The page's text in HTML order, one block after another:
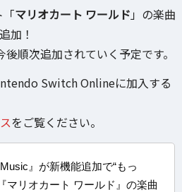
マリオカート ワールド 」の楽曲
加！
後順次追加されていく予定です。
Switch Onlineに加入する
をご覧ください。
』が新機能追加で“もっ
マリオカート ワールド』の楽曲